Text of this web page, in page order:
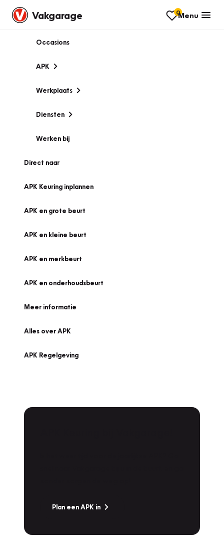
Vakgarage 0Menu
Occasions
APK
Werkplaats
Diensten
Werken bij
Direct naar
APK Keuring inplannen
APK en grote beurt
APK en kleine beurt
APK en merkbeurt
APK en onderhoudsbeurt
Meer informatie
Alles over APK
APK Regelgeving
Plan een APK in